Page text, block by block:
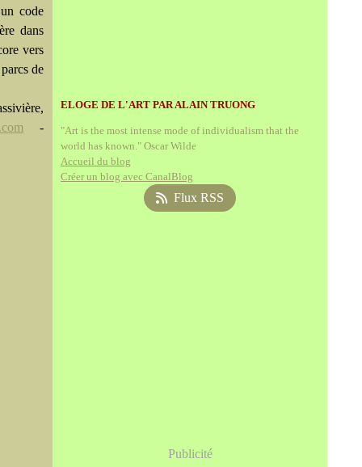
code
dans
vers
de
-
ELOGE DE L'ART PAR ALAIN TRUONG
"Art is the most intense mode of individualism that the
world has known." Oscar Wilde
Accueil du blog
Créer un blog avec CanalBlog
Flux RSS
Publicité